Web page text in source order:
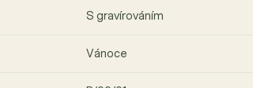
S gravírováním
Vánoce